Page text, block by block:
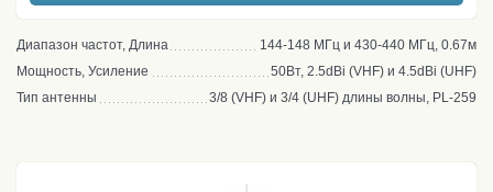
Диапазон частот, Длина
144-148 МГц и 430-440 МГц, 0.67м
Мощность, Усиление
50Вт, 2.5dBi (VHF) и 4.5dBi (UHF)
Тип антенны
3/8 (VHF) и 3/4 (UHF) длины волны, PL-259